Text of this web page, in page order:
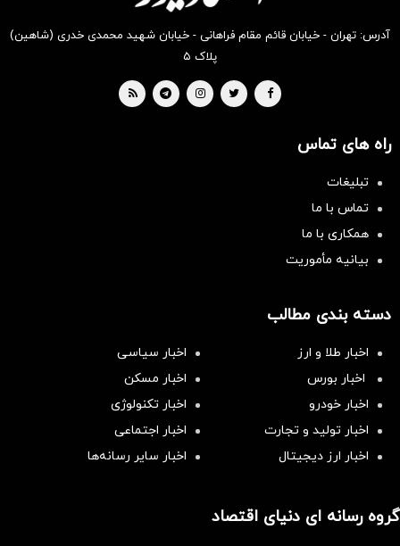
آدرس: تهران - خیابان قائم مقام فراهانی - خیابان شهید محمدی خدری (شاهین)
پلاک ۵
راه های تماس
تبلیغات
تماس با ما
همکاری با ما
بیانیه مأموریت
دسته بندی مطالب
اخبار طلا و ارز
اخبار سیاسی
اخبار بورس
اخبار مسکن
اخبار خودرو
اخبار تکنولوژی
اخبار تولید و تجارت
اخبار اجتماعی
اخبار ارز دیجیتال
اخبار سایر رسانه‌‌ها
گروه رسانه ای دنیای اقتصاد